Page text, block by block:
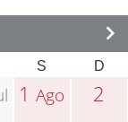
S D
1Ago 2